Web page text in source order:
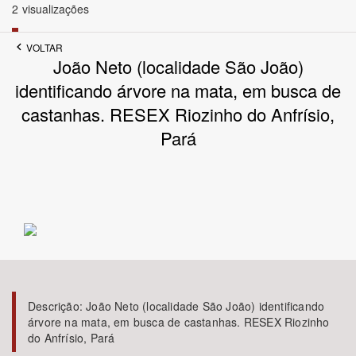
Até
Povo Indígena
Área de Levantamento
Área Protegida
2 visualizações
VOLTAR
João Neto (localidade São João)
identificando árvore na mata, em busca de
castanhas. RESEX Riozinho do Anfrísio,
Pará
Descrição:João Neto (localidade São João) identificando
árvore na mata, em busca de castanhas. RESEX Riozinho
do Anfrísio, Pará